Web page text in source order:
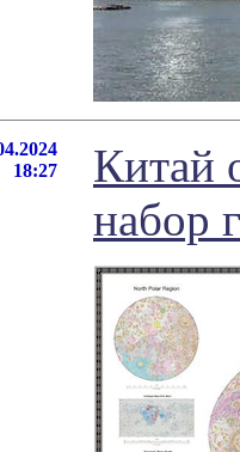
18:27
Китай
набор